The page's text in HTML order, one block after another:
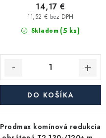
Skladom (5 ks)
11,52 € bez DPH
14,17 €
DO KOŠÍKA
Prodmax komínová redukcia